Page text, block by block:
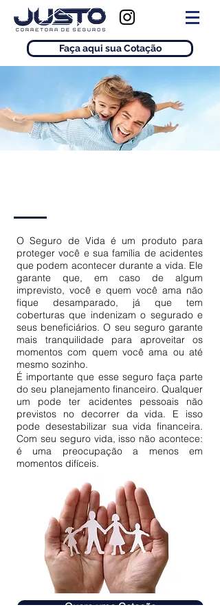
Faça aqui sua Cotação
O Seguro de Vida é um produto para
proteger você e sua família de acidentes
que podem acontecer durante a vida. Ele
garante que, em caso de algum
imprevisto, você e quem você ama não
fique desamparado, já que tem
coberturas que indenizam o segurado e
seus beneficiários. O seu seguro garante
mais tranquilidade para aproveitar os
momentos com quem você ama ou até
mesmo sozinho.
É importante que esse seguro faça parte
do seu planejamento financeiro. Qualquer
um pode ter acidentes pessoais não
previstos no decorrer da vida. E isso
pode desestabilizar sua vida financeira.
Com seu seguro vida, isso não acontece:
é uma preocupação a menos em
momentos difíceis.
Quero uma Cotação